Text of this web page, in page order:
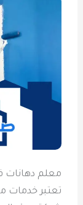
معلم دهانات
تعتبر خدمات